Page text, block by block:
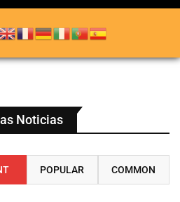
Noticias
POPULAR COMMON